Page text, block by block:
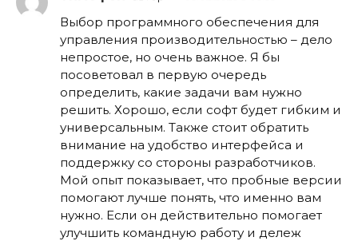
Выбор программного обеспечения для
управления производительностью – дело
непростое, но очень важное. Я бы
посоветовал в первую очередь
определить, какие задачи вам нужно
решить. Хорошо, если софт будет гибким и
универсальным. Также стоит обратить
внимание на удобство интерфейса и
поддержку со стороны разработчиков.
Мой опыт показывает, что пробные версии
помогают лучше понять, что именно вам
нужно. Если он действительно помогает
улучшить командную работу и дележ